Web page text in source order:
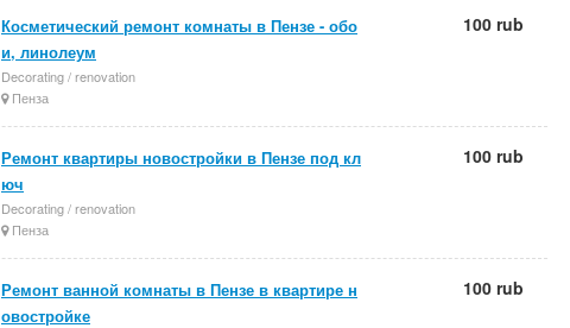
Косметический ремонт комнаты в Пензе - обо
и, линолеум
Decorating / renovation
Пенза
100 rub
Ремонт квартиры новостройки в Пензе под кл
юч
Decorating / renovation
Пенза
100 rub
Ремонт ванной комнаты в Пензе в квартире н
овостройке
100 rub